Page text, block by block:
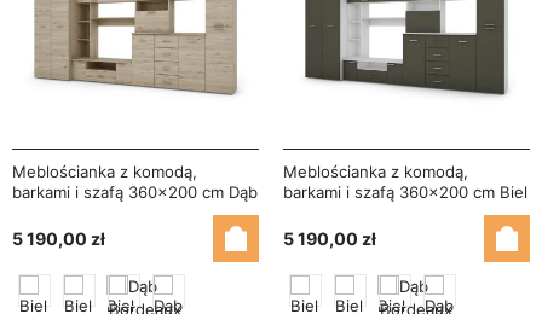
Meblościanka z komodą,
barkami i szafą 360×200 cm Dąb
5 190,00 zł
Meblościanka z komodą,
barkami i szafą 360×200 cm Biel
5 190,00 zł